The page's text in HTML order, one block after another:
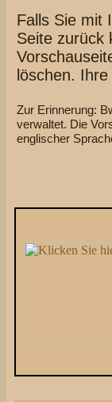
Falls Sie mit
Seite zurück
löschen.
Zur Erinnerung:
verwaltet. Die
englischer